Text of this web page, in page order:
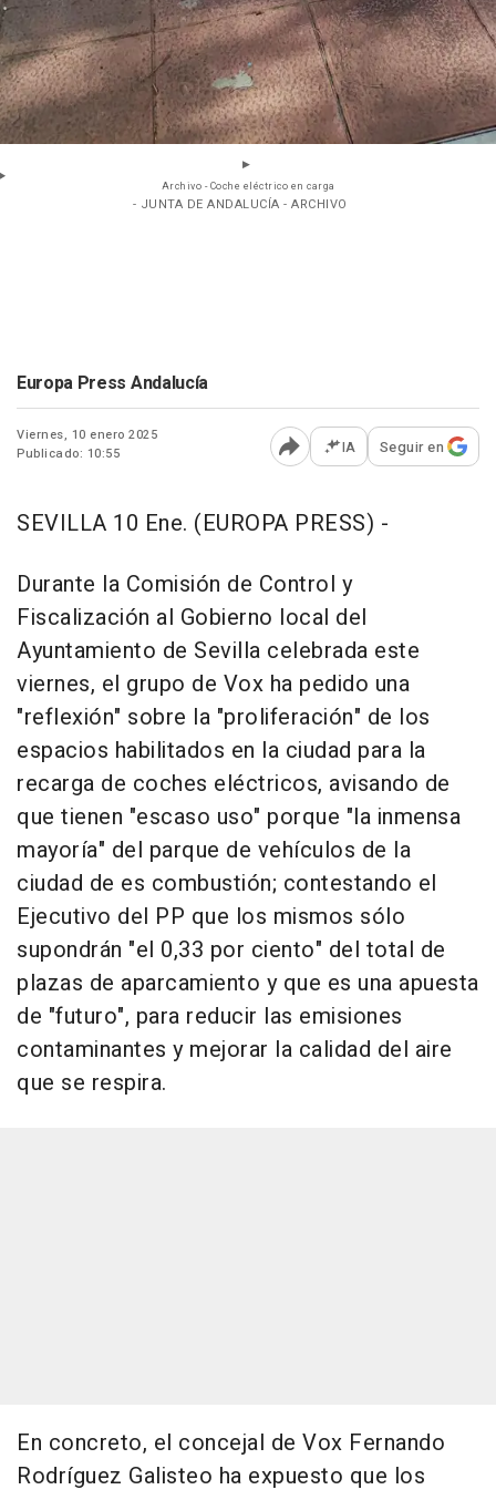
Archivo - Coche eléctrico en carga
- JUNTA DE ANDALUCÍA - ARCHIVO
Europa Press Andalucía
Viernes, 10 enero 2025
Publicado: 10:55
Abrir opciones para
IA Seguir en
SEVILLA 10 Ene. (EUROPA PRESS) -
Durante la Comisión de Control y
Fiscalización al Gobierno local del
Ayuntamiento de Sevilla celebrada este
viernes, el grupo de Vox ha pedido una
"reflexión" sobre la "proliferación" de los
espacios habilitados en la ciudad para la
recarga de coches eléctricos, avisando de
que tienen "escaso uso" porque "la inmensa
mayoría" del parque de vehículos de la
ciudad de es combustión; contestando el
Ejecutivo del PP que los mismos sólo
supondrán "el 0,33 por ciento" del total de
plazas de aparcamiento y que es una apuesta
de "futuro", para reducir las emisiones
contaminantes y mejorar la calidad del aire
que se respira.
En concreto, el concejal de Vox Fernando
Rodríguez Galisteo ha expuesto que los